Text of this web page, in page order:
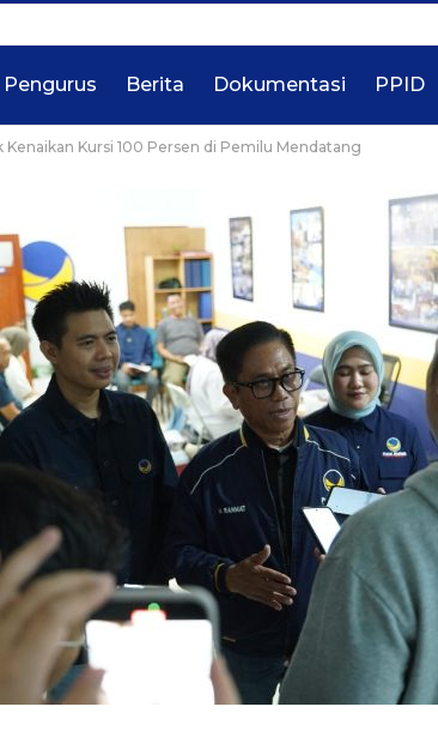
Pengurus Berita Dokumentasi PPID
Kenaikan Kursi 100 Persen di Pemilu Mendatang